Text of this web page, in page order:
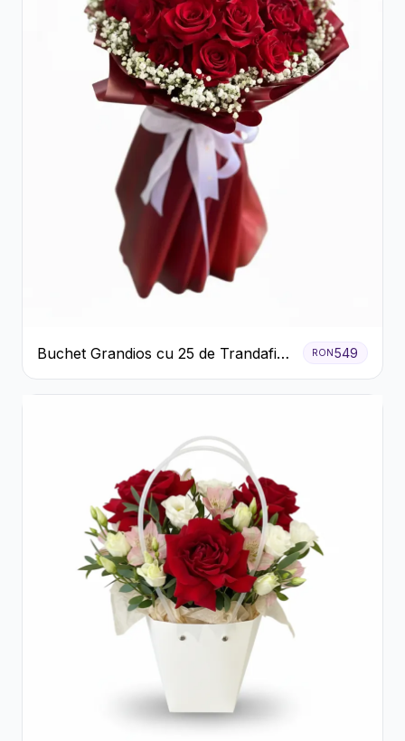
Buchet Grandios cu 25 de Trandafiri
Roșii
RON 549